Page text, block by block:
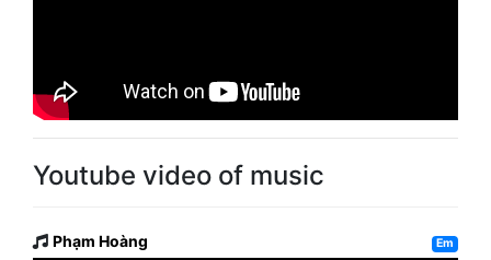
Youtube video of music
Phạm Hoàng Em